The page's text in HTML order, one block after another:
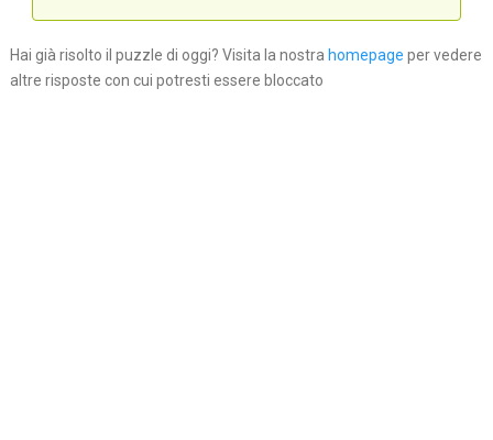
Hai già risolto il puzzle di oggi? Visita la nostra homepage per vedere
altre risposte con cui potresti essere bloccato